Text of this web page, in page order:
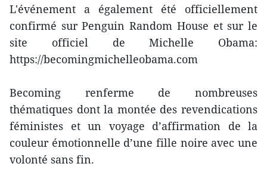
L'événement a également été officiellement
confirmé sur Penguin Random House et sur le
site officiel de Michelle Obama:
https://becomingmichelleobama.com
Becoming renferme de nombreuses
thématiques dont la montée des revendications
féministes et un voyage d’affirmation de la
couleur émotionnelle d’une fille noire avec une
volonté sans fin.